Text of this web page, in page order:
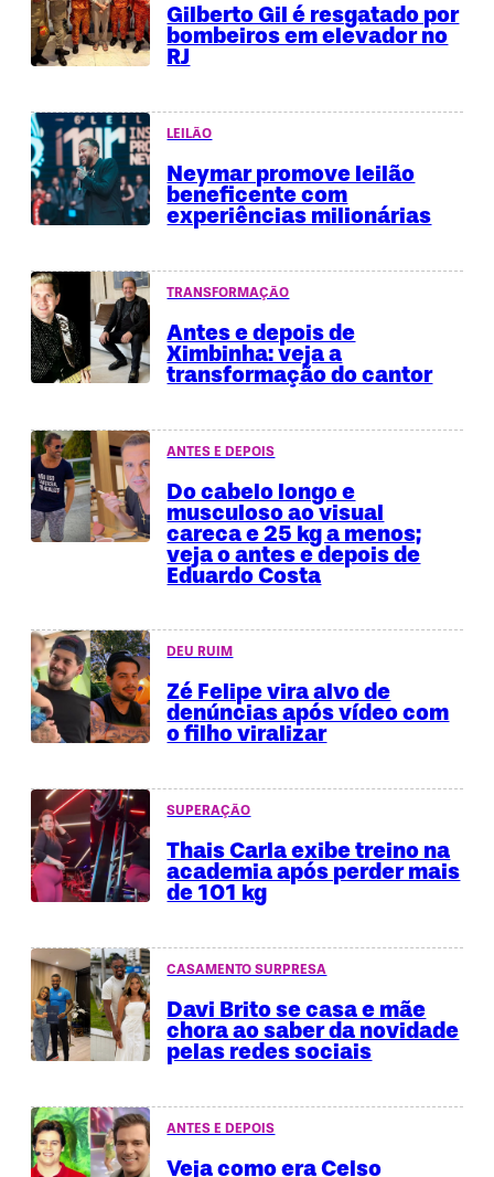
Gilberto Gil é resgatado por
bombeiros em elevador no
RJ
LEILÃO
Neymar promove leilão
beneficente com
experiências milionárias
TRANSFORMAÇÃO
Antes e depois de
Ximbinha: veja a
transformação do cantor
ANTES E DEPOIS
Do cabelo longo e
musculoso ao visual
careca e 25 kg a menos;
veja o antes e depois de
Eduardo Costa
DEU RUIM
Zé Felipe vira alvo de
denúncias após vídeo com
o filho viralizar
SUPERAÇÃO
Thais Carla exibe treino na
academia após perder mais
de 101 kg
CASAMENTO SURPRESA
Davi Brito se casa e mãe
chora ao saber da novidade
pelas redes sociais
ANTES E DEPOIS
Veja como era Celso